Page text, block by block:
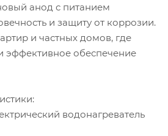
анод с питанием
и защиту от коррозии.
и частных домов, где
эффективное обеспечение
водонагреватель